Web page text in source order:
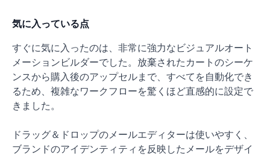
気に入っている点
すぐに気に入ったのは、非常に強力なビジュアルオート
メーションビルダーでした。放棄されたカートのシーケ
ンスから購入後のアップセルまで、すべてを自動化でき
るため、複雑なワークフローを驚くほど直感的に設定で
きました。
ドラッグ＆ドロップのメールエディターは使いやすく、
ブランドのアイデンティティを反映したメールをデザイ